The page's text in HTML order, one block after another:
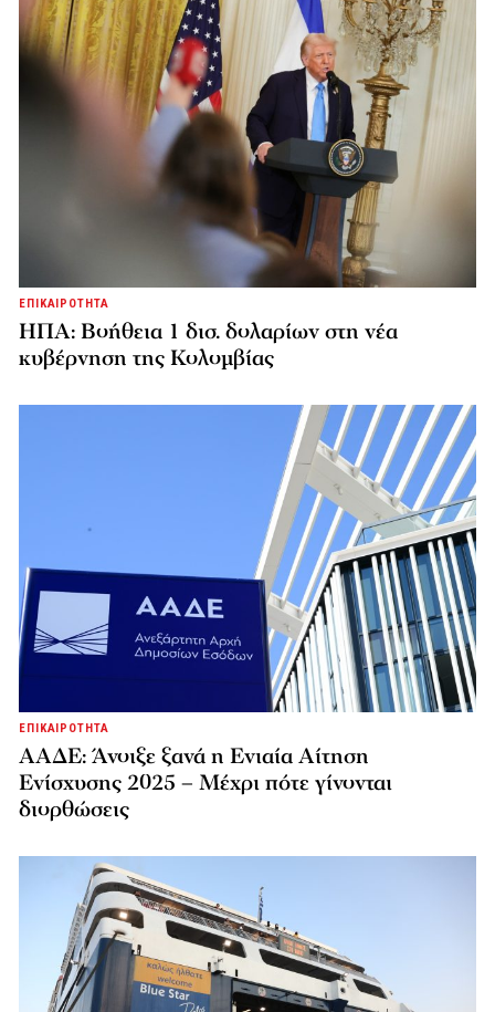
ΕΠΙΚΑΙΡΟΤΗΤΑ
ΗΠΑ: Βοήθεια 1 δισ. δολαρίων στη νέα
κυβέρνηση της Κολομβίας
ΕΠΙΚΑΙΡΟΤΗΤΑ
ΑΑΔΕ: Άνοιξε ξανά η Ενιαία Αίτηση
Ενίσχυσης 2025 – Μέχρι πότε γίνονται
διορθώσεις